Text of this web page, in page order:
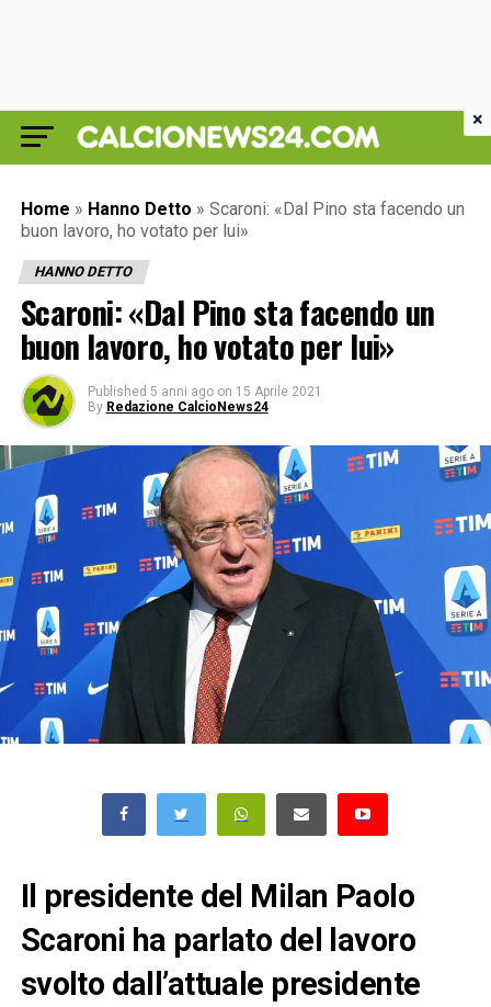
Home » Hanno Detto » Scaroni: «Dal Pino sta facendo un
buon lavoro, ho votato per lui»
HANNO DETTO
Scaroni: «Dal Pino sta facendo un
buon lavoro, ho votato per lui»
Published 5 anni ago on 15 Aprile 2021
By Redazione CalcioNews24
Il presidente del Milan Paolo
Scaroni ha parlato del lavoro
svolto dall’attuale presidente
×